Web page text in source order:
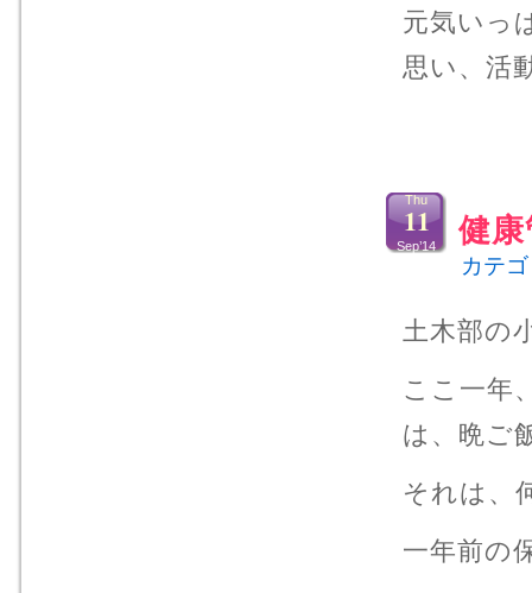
元気いっ
思い、活
健
Thu
11
Sep’14
カテ
土木部の
ここ一年
は、晩ご
それは、
一年前の